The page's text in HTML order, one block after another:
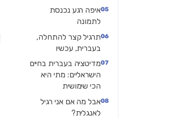
איפה רגע נכנסת
לתמונה
תרגיל קצר להתחלה,
בעברית, עכשיו
מדיטציה בעברית בחיים
הישראליים: מתי היא
הכי שימושית
אבל מה אם אני רגיל
לאנגלית?